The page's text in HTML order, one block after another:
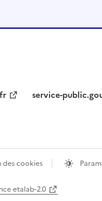
service-
des cookies
etalab-2.0